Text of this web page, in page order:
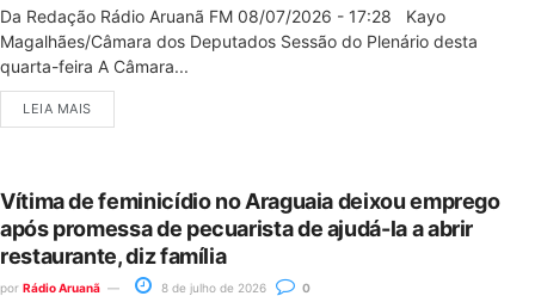
Da Redação Rádio Aruanã FM 08/07/2026 - 17:28 Kayo
Magalhães/Câmara dos Deputados Sessão do Plenário desta
quarta-feira A Câmara...
LEIA MAIS
Vítima de feminicídio no Araguaia deixou emprego
após promessa de pecuarista de ajudá-la a abrir
restaurante, diz família
por Rádio Aruanã 8 de julho de 2026 0